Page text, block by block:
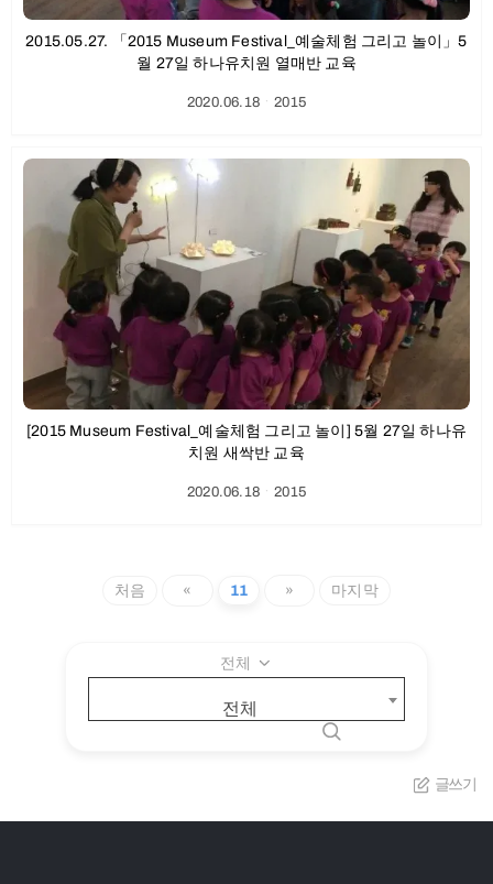
2015.05.27. 「2015 Museum Festival_예술체험 그리고 놀이」5
월 27일 하나유치원 열매반 교육
2020.06.18ㆍ2015
[2015 Museum Festival_예술체험 그리고 놀이] 5월 27일 하나유
치원 새싹반 교육
2020.06.18ㆍ2015
처음 « 11 » 마지막
전체
전체
글쓰기